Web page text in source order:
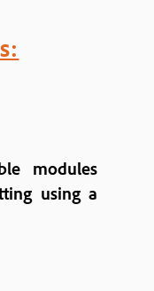
modules
using a